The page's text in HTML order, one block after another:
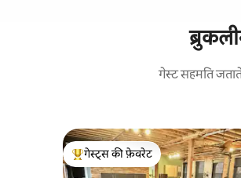
गेस्ट सहमति
गेस्ट्स का टॉप फ़ेवरेट
गेस्ट्स की फ़ेवरेट